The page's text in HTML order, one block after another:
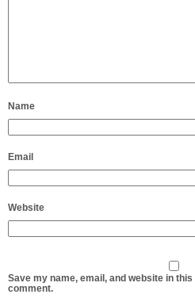
Name
Email
Website
Save my name, email, and website in
comment.